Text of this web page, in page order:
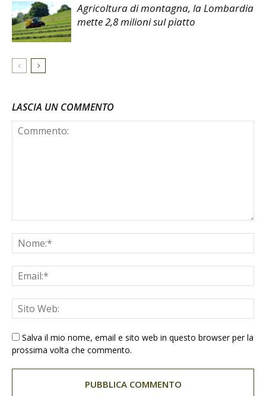
Agricoltura di montagna, la Lombardia
mette 2,8 milioni sul piatto
LASCIA UN COMMENTO
Salva il mio nome, email e sito web in questo browser per la
prossima volta che commento.